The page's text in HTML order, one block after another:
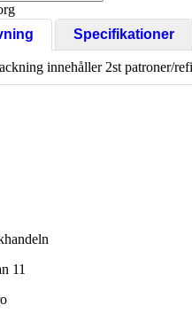
Specifikationer
innehåller 2st patroner/
11